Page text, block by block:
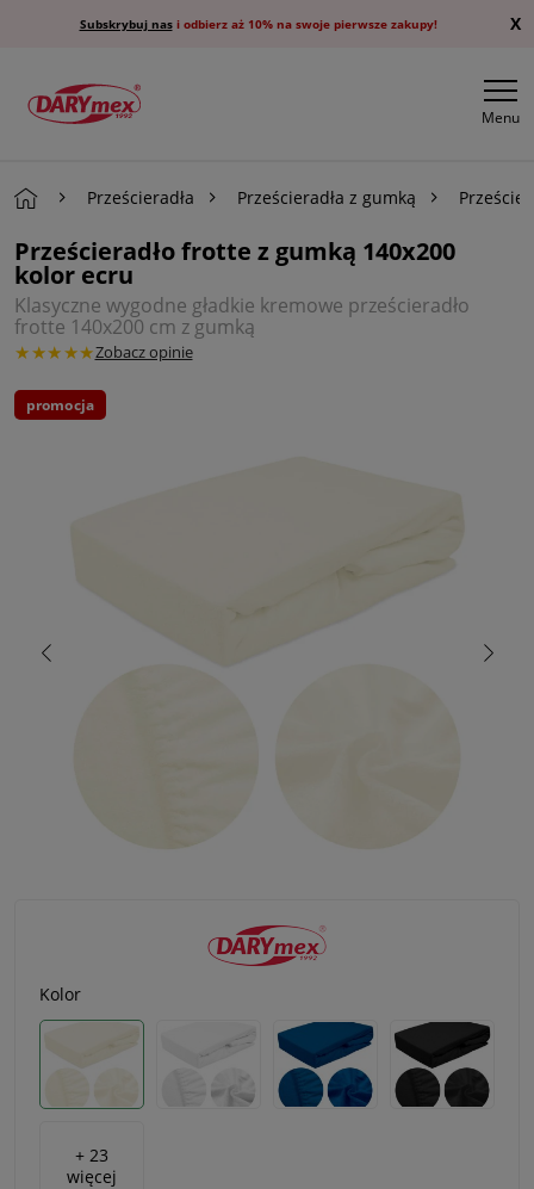
Subskrybuj nasi odbierz aż 10% na swoje pierwsze zakupy! X
Menu
Prześcieradła Prześcieradła z gumką
Prześcieradło frotte z gumką 140x200
kolor ecru
Klasyczne wygodne gładkie kremowe prześcieradło
frotte 140x200 cm z gumką
★★★★★Zobacz opinie
promocja
Kolor
+ 23
więcej